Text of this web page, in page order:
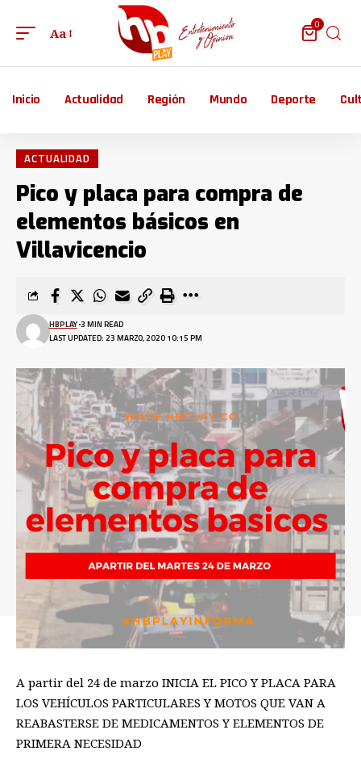
Aa
0
Inicio Actualidad Región Mundo Deporte
ACTUALIDAD
Pico y placa para compra de
elementos básicos en
Villavicencio
LAST UPDATED: 23 MARZO, 2020 10:15 PM
HBPLAY 3 MIN READ
A partir del 24 de marzo INICIA EL PICO Y PLACA PARA
LOS VEHÍCULOS PARTICULARES Y MOTOS QUE VAN A
REABASTERSE DE MEDICAMENTOS Y ELEMENTOS DE
PRIMERA NECESIDAD